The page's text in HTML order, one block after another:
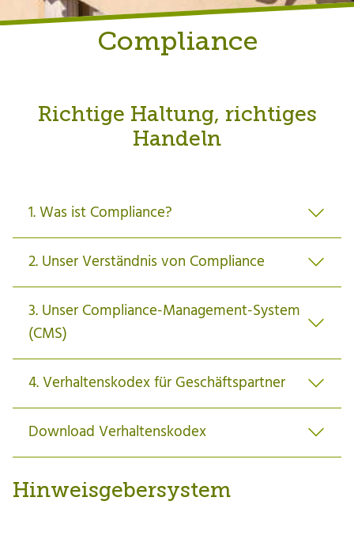
Compliance
Richtige Haltung, richtiges
Handeln
1. Was ist Compliance?
2. Unser Verständnis von Compliance
3. Unser Compliance-Management-System
(CMS)
4. Verhaltenskodex für Geschäftspartner
Download Verhaltenskodex
Hinweisgebersystem